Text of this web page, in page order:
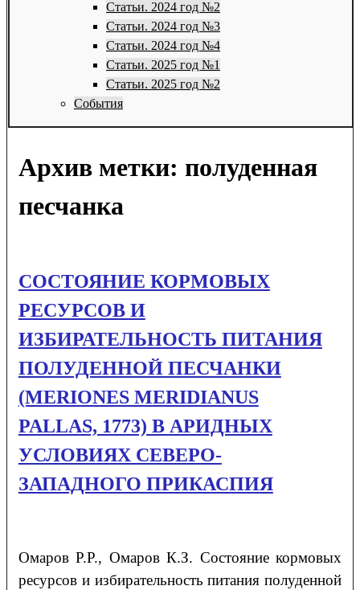
Статьи. 2024 год №2
Статьи. 2024 год №3
Статьи. 2024 год №4
Статьи. 2025 год №1
Статьи. 2025 год №2
События
Архив метки: полуденная
песчанка
СОСТОЯНИЕ КОРМОВЫХ
РЕСУРСОВ И
ИЗБИРАТЕЛЬНОСТЬ ПИТАНИЯ
ПОЛУДЕННОЙ ПЕСЧАНКИ
(MERIONES MERIDIANUS
PALLAS, 1773) В АРИДНЫХ
УСЛОВИЯХ СЕВЕРО-
ЗАПАДНОГО ПРИКАСПИЯ
ОмаровР.Р., ОмаровК.З. Состояние кормовых
ресурсов и избирательность питания полуденной